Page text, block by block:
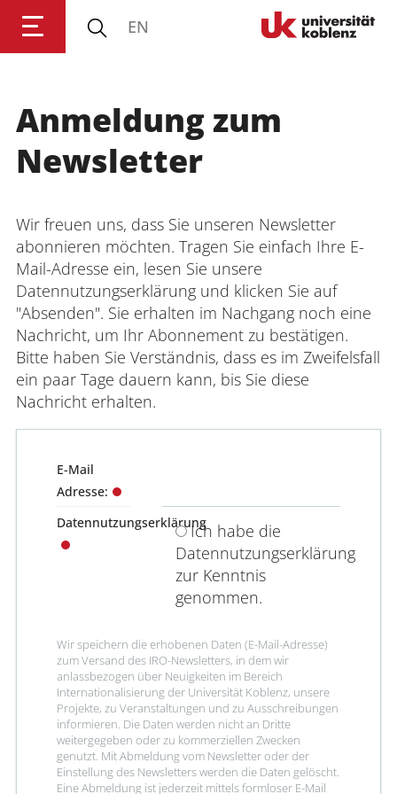
Forschung
Transfer
Universität
Verwaltung
Fachbereiche
Bildungswissenschaften
Informatik
EN
Anmeldung zum
Newsletter
Wir freuen uns, dass Sie unseren Newsletter
abonnieren möchten. Tragen Sie einfach Ihre E-
Mail-Adresse ein, lesen Sie unsere
Datennutzungserklärung und klicken Sie auf
"Absenden". Sie erhalten im Nachgang noch eine
Nachricht, um Ihr Abonnement zu bestätigen.
Bitte haben Sie Verständnis, dass es im Zweifelsfall
ein paar Tage dauern kann, bis Sie diese
Nachricht erhalten.
E-Mail
Adresse:
DatennutzungserklärungIch habe die
Datennutzungserklärung
zur Kenntnis
genommen.
Wir speichern die erhobenen Daten (E-Mail-Adresse)
zum Versand des IRO-Newsletters, in dem wir
anlassbezogen über Neuigkeiten im Bereich
Internationalisierung der Universität Koblenz, unsere
Projekte, zu Veranstaltungen und zu Ausschreibungen
informieren. Die Daten werden nicht an Dritte
weitergegeben oder zu kommerziellen Zwecken
genutzt. Mit Abmeldung vom Newsletter oder der
Einstellung des Newsletters werden die Daten gelöscht.
Eine Abmeldung ist jederzeit mittels formloser E-Mail